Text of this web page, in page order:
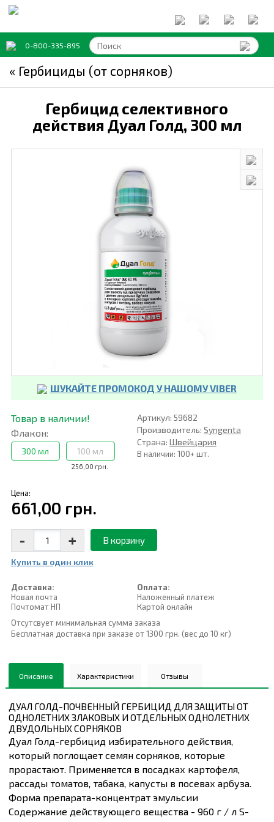
0-800-335-895
« Гербициды (от сорняков)
Гербицид селективного
действия Дуал Голд, 300 мл
ШУКАЙТЕ ПРОМОКОД У НАШОМУ VIBER
Товар в наличии!
Флакон:
300 мл
256,00 грн.
100 мл
Артикул: 59682
Производитель: Syngenta
Страна: Швейцария
В наличии: 100+ шт.
Цена:
661,00 грн.
- + В корзину
Купить в один клик
Доставка:
Новая почта
Почтомат НП
Оплата:
Наложенный платеж
Картой онлайн
Отсутсвует минимальная сумма заказа
Бесплатная доставка при заказе от 1300 грн. (вес до 10 кг)
Описание Характеристики Отзывы
ДУАЛ ГОЛД-ПОЧВЕННЫЙ ГЕРБИЦИД ДЛЯ ЗАЩИТЫ ОТ
ОДНОЛЕТНИХ ЗЛАКОВЫХ И ОТДЕЛЬНЫХ ОДНОЛЕТНИХ
ДВУДОЛЬНЫХ СОРНЯКОВ
Дуал Голд-гербицид избирательного действия,
который поглощает семян сорняков, которые
прорастают. Применяется в посадках картофеля,
рассады томатов, табака, капусты в посевах арбуза.
Форма препарата-концентрат эмульсии
Содержание действующего вещества - 960 г / л S-